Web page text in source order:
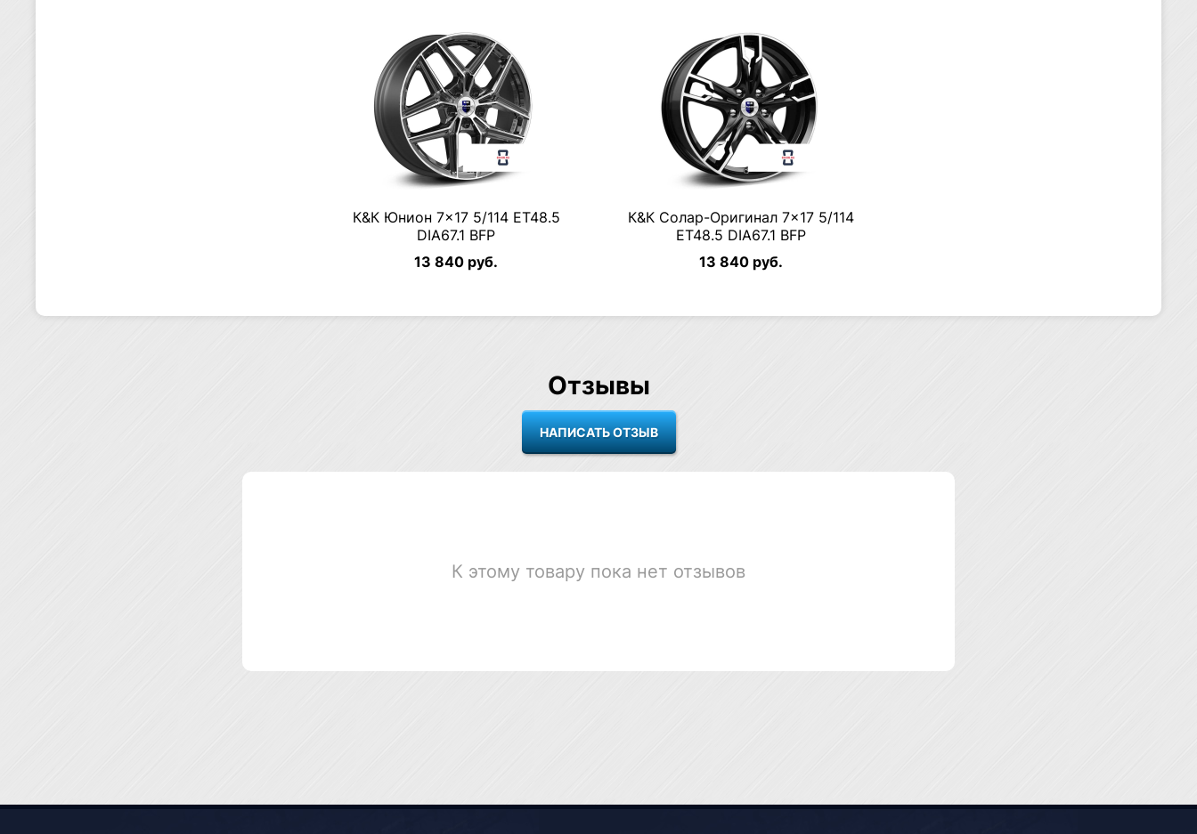
К&К Юнион 7×17 5/114 ET48.5
DIA67.1 BFP
13 840 руб.
К&К Солар-Оригинал 7×17 5/114
ET48.5 DIA67.1 BFP
13 840 руб.
Отзывы
К этому товару пока нет отзывов